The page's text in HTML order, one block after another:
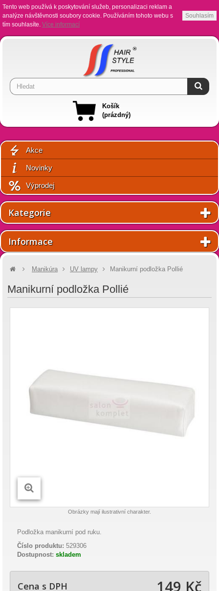
Tento web používá k poskytování služeb, personalizaci reklam a
analýze návštěvnosti soubory cookie. Používáním tohoto webu s
tím souhlasíte. Více informací
Souhlasím
Košík
(prázdný)
Akce
Novinky
Výprodej
Kategorie
Informace
Manikúra UV lampy Manikurní podložka Pollié
Manikurní podložka Pollié
Obrázky mají ilustrativní charakter.
Podložka manikurní pod ruku.
Číslo produktu: 529306
Dostupnost: skladem
Cena s DPH 149 Kč